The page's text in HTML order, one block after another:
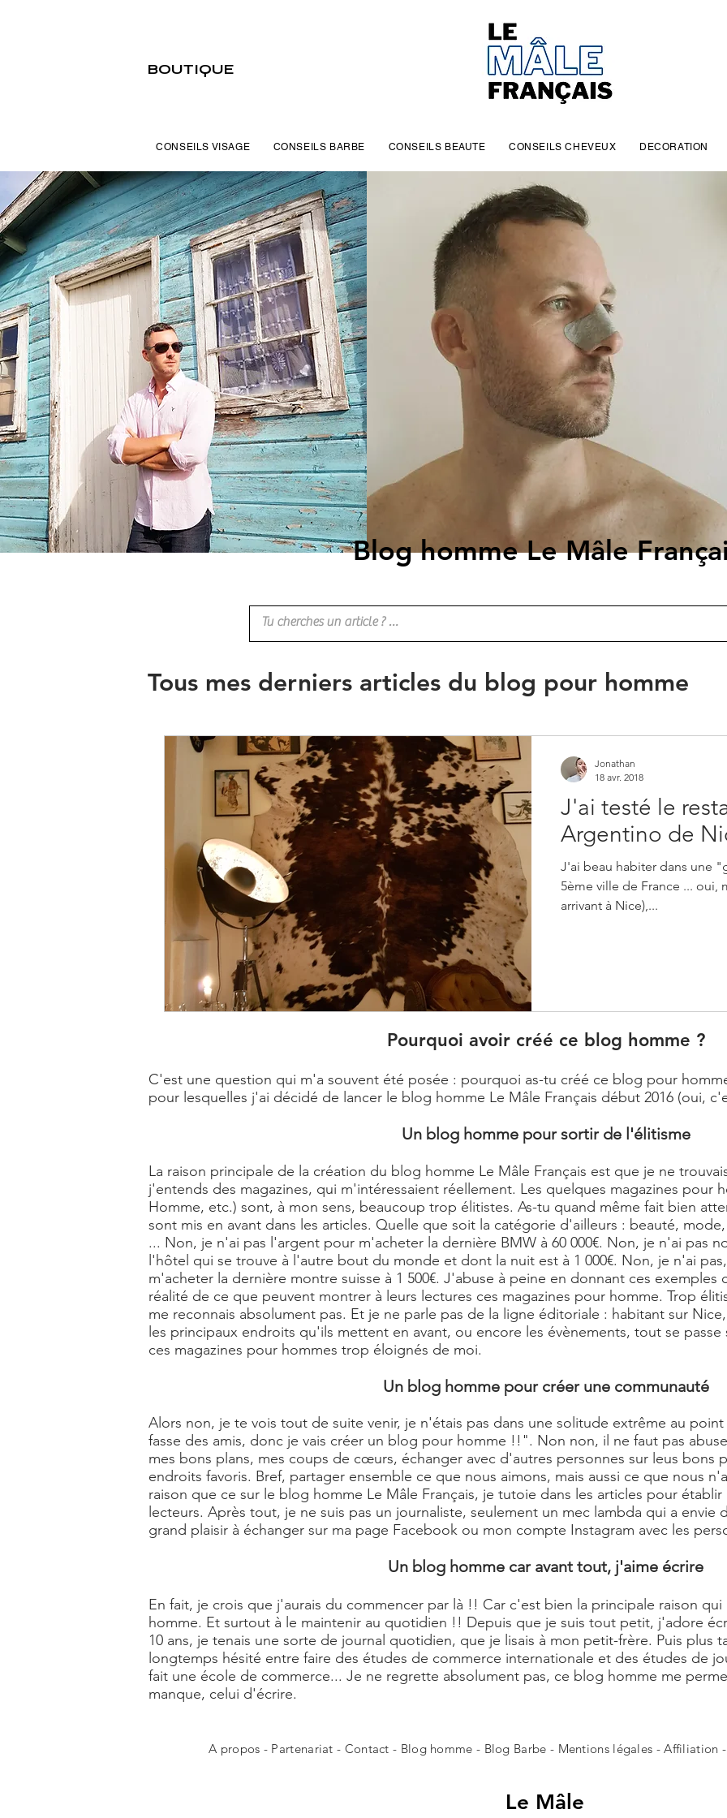
BOUTIQUE
Blog homme Le Mâle
Tous mes derniers articles du blog pour homme
J'ai testé le
Argentino de
J'ai beau habiter dans une
5ème ville de France ... oui,
arrivant à Nice),...
Jonathan
18 avr. 2018
Pourquoi avoir créé ce blog homme ?
C'est une question qui m'a souvent été posée : pourquoi as-tu créé ce blog pour
pour lesquelles j'ai décidé de lancer le blog homme Le Mâle Français début 2016 (oui,
Un blog homme pour sortir de l'élitisme
La raison principale de la création du blog homme Le Mâle Français est que je ne
j'entends des magazines, qui m'intéressaient réellement. Les quelques magazines pour
Homme, etc.) sont, à mon sens, beaucoup trop élitistes. As-tu quand même fait bien
sont mis en avant dans les articles. Quelle que soit la catégorie d'ailleurs : beauté,
... Non, je n'ai pas l'argent pour m'acheter la dernière BMW à 60 000€. Non, je n'ai pas
l'hôtel qui se trouve à l'autre bout du monde et dont la nuit est à 1 000€. Non, je n'ai
m'acheter la dernière montre suisse à 1 500€. J'abuse à peine en donnant ces
réalité de ce que peuvent montrer à leurs lectures ces magazines pour homme. Trop
me reconnais absolument pas. Et je ne parle pas de la ligne éditoriale : habitant sur
les principaux endroits qu'ils mettent en avant, ou encore les évènements, tout se
ces magazines pour hommes trop éloignés de moi.
Un blog homme pour créer une communauté
Alors non, je te vois tout de suite venir, je n'étais pas dans une solitude extrême au
fasse des amis, donc je vais créer un blog pour homme !!". Non non, il ne faut pas
mes bons plans, mes coups de cœurs, échanger avec d'autres personnes sur leus bons
endroits favoris. Bref, partager ensemble ce que nous aimons, mais aussi ce que nous
raison que ce sur le blog homme Le Mâle Français, je tutoie dans les articles pour
lecteurs. Après tout, je ne suis pas un journaliste, seulement un mec lambda qui a envie
grand plaisir à échanger sur ma page Facebook ou mon compte Instagram avec les
Un blog homme car avant tout, j'aime écrire
En fait, je crois que j'aurais du commencer par là !! Car c'est bien la principale raison
homme. Et surtout à le maintenir au quotidien !! Depuis que je suis tout petit, j'adore
10 ans, je tenais une sorte de journal quotidien, que je lisais à mon petit-frère. Puis plus
longtemps hésité entre faire des études de commerce internationale et des études de
fait une école de commerce... Je ne regrette absolument pas, ce blog homme me
manque, celui d'écrire.
CONSEILS VISAGE CONSEILS BARBE CONSEILS BEAUTE CONSEILS CHEVEUX DECORATION
A propos - Partenariat- Contact- Blog homme - Blog Barbe - Mentions légales -Affiliation
Le Mâle